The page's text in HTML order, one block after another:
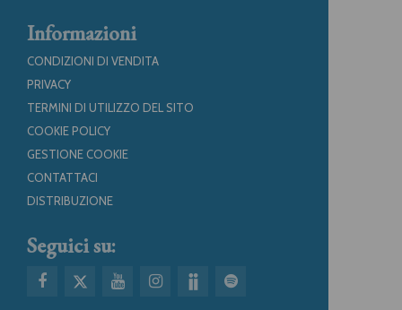
Informazioni
CONDIZIONI DI VENDITA
PRIVACY
TERMINI DI UTILIZZO DEL SITO
COOKIE POLICY
GESTIONE COOKIE
CONTATTACI
DISTRIBUZIONE
Seguici su: